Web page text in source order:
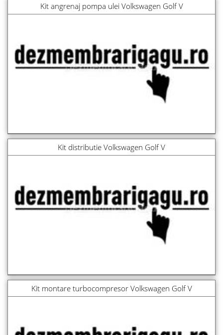
Kit angrenaj pompa ulei Volkswagen Golf V
Kit distributie Volkswagen Golf V
Kit montare turbocompresor Volkswagen Golf V